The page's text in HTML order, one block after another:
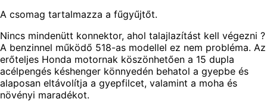
A csomag tartalmazza a fűgyűjtőt.
Nincs mindenütt konnektor, ahol talajlazítást kell végezni ?
A benzinnel működő 518-as modellel ez nem probléma. Az
erőteljes Honda motornak köszönhetően a 15 dupla
acélpengés késhenger könnyedén behatol a gyepbe és
alaposan eltávolítja a gyepfilcet, valamint a moha és
növényi maradékot.